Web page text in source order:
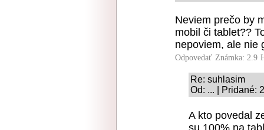
Neviem prečo by
mobil či tablet??
nepoviem, ale nie
Odpovedať Známka: 2.9
Re: suhlasim
Od: ... | Pridané:
A kto povedal
su 100% na